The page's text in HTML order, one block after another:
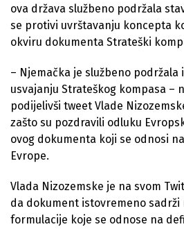
ova država službeno podržala
se protivi uvrštavanju koncepta
okviru dokumenta Strateški
– Njemačka je službeno podržala
usvajanju Strateškog kompasa –
podijelivši tweet Vlade
zašto su pozdravili odluku
ovog dokumenta koji se odnosi
Evrope.
Vlada Nizozemske je na svom
da dokument istovremeno
formulacije koje se odnose na